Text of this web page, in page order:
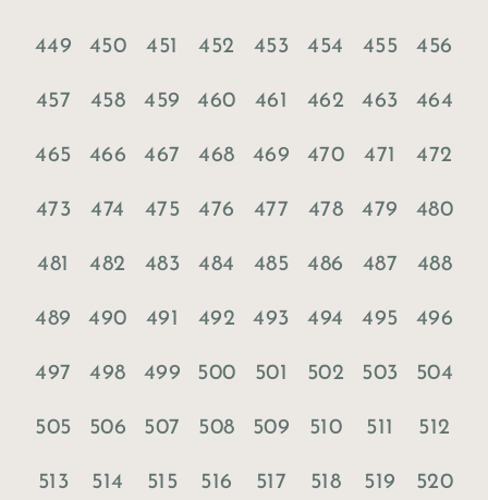
449 450 451 452 453 454 455 456
457 458 459 460 461 462 463 464
465 466 467 468 469 470 471 472
473 474 475 476 477 478 479 480
481 482 483 484 485 486 487 488
489 490 491 492 493 494 495 496
497 498 499 500 501 502 503 504
505 506 507 508 509 510 511 512
513 514 515 516 517 518 519 520